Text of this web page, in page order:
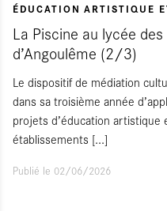
ÉDUCATION ARTISTIQUE
La Piscine au lycée
d’Angoulême (2/3)
Le dispositif de médiation
dans sa troisième année
projets d’éducation artistique
établissements [...]
Publié le 02/06/2026